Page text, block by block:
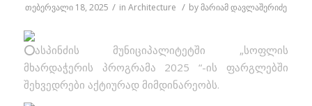
თებერვალი 18, 2025 / in Architecture / byმარიამ დავლაშერიძე
ასპინძის მუნიციპალიტეტში „სოფლის
მხარდაჭერის პროგრამა 2025 “-ის ფარგლებში
შეხვედრები აქტიურად მიმდინარეობს.